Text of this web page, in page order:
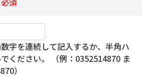
字を連続して記入するか、半角ハ
ください。 （例：0352514870 ま
）